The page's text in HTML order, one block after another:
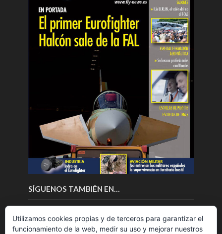
SÍGUENOS TAMBIÉN EN…
Utilizamos cookies propias y de terceros para garantizar el
funcionamiento de la web, medir su uso y mejorar nuestros